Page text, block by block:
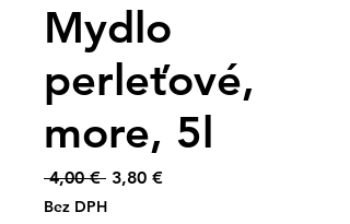
Mydlo
perleťové,
more, 5l
4,00 € Normálna
cena
3,80 €Zľavnená
Bez DPH